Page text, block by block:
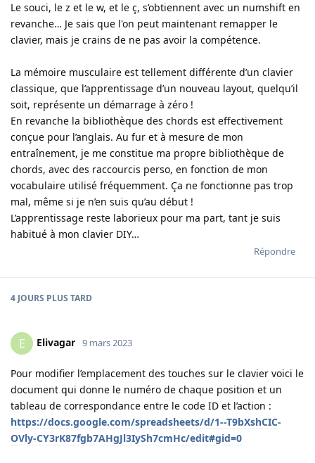
Le souci, le z et le w, et le ç, s’obtiennent avec un numshift en
revanche… Je sais que l'on peut maintenant remapper le
clavier, mais je crains de ne pas avoir la compétence.
La mémoire musculaire est tellement différente d’un clavier
classique, que l’apprentissage d’un nouveau layout, quelqu’il
soit, représente un démarrage à zéro !
En revanche la bibliothèque des chords est effectivement
conçue pour l’anglais. Au fur et à mesure de mon
entraînement, je me constitue ma propre bibliothèque de
chords, avec des raccourcis perso, en fonction de mon
vocabulaire utilisé fréquemment. Ça ne fonctionne pas trop
mal, même si je n’en suis qu’au début !
L’apprentissage reste laborieux pour ma part, tant je suis
habitué à mon clavier DIY…
Répondre
4 JOURS PLUS TARD
E Elivagar 9 mars 2023
Pour modifier l’emplacement des touches sur le clavier voici le
document qui donne le numéro de chaque position et un
tableau de correspondance entre le code ID et l’action :
https://docs.google.com/spreadsheets/d/1--T9bXshCIC-
OVly-CY3rK87fgb7AHgJl3IySh7cmHc/edit#gid=0